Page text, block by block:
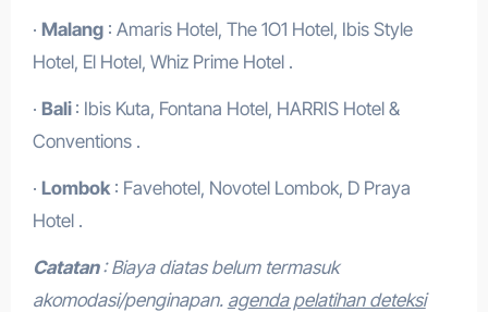
· Malang: Amaris Hotel, The 1O1 Hotel, Ibis Style
Hotel, El Hotel, Whiz Prime Hotel .
· Bali : Ibis Kuta, Fontana Hotel, HARRIS Hotel &
Conventions .
· Lombok: Favehotel, Novotel Lombok, D Praya
Hotel .
Catatan: Biaya diatas belum termasuk
akomodasi/penginapan. agenda pelatihan deteksi